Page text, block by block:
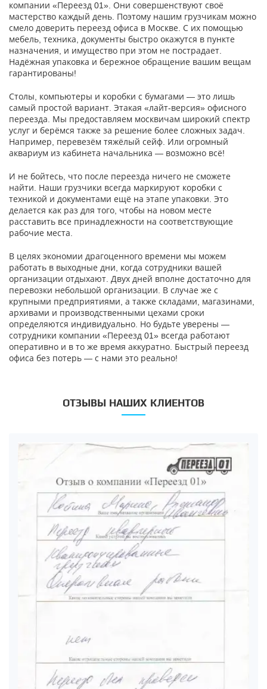
компании «Переезд 01». Они совершенствуют своё
мастерство каждый день. Поэтому нашим грузчикам можно
смело доверить переезд офиса в Москве. С их помощью
мебель, техника, документы быстро окажутся в пункте
назначения, и имущество при этом не пострадает.
Надёжная упаковка и бережное обращение вашим вещам
гарантированы!
Столы, компьютеры и коробки с бумагами — это лишь
самый простой вариант. Этакая «лайт-версия» офисного
переезда. Мы предоставляем москвичам широкий спектр
услуг и берёмся также за решение более сложных задач.
Например, перевезём тяжёлый сейф. Или огромный
аквариум из кабинета начальника — возможно всё!
И не бойтесь, что после переезда ничего не сможете
найти. Наши грузчики всегда маркируют коробки с
техникой и документами ещё на этапе упаковки. Это
делается как раз для того, чтобы на новом месте
расставить все принадлежности на соответствующие
рабочие места.
В целях экономии драгоценного времени мы можем
работать в выходные дни, когда сотрудники вашей
организации отдыхают. Двух дней вполне достаточно для
перевозки небольшой организации. В случае же с
крупными предприятиями, а также складами, магазинами,
архивами и производственными цехами сроки
определяются индивидуально. Но будьте уверены —
сотрудники компании «Переезд 01» всегда работают
оперативно и в то же время аккуратно. Быстрый переезд
офиса без потерь — с нами это реально!
ОТЗЫВЫ НАШИХ КЛИЕНТОВ